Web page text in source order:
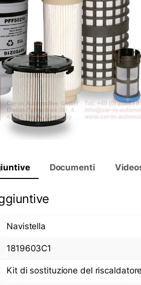
Documenti
Navistella
1819603C1
Kit di sostituzione del riscaldatore